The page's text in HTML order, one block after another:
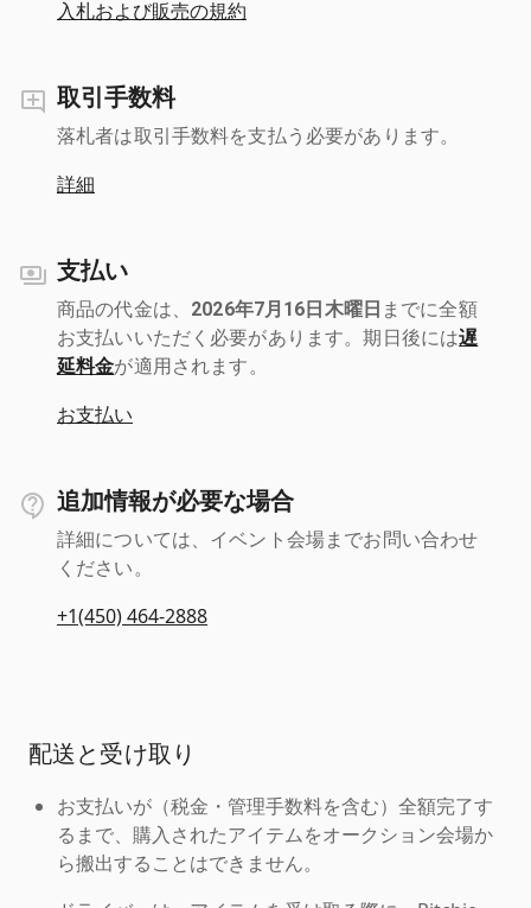
入札および販売の規約
取引手数料
落札者は取引手数料を支払う必要があります。
詳細
支払い
商品の代金は、 2026年7月16日木曜日 までに全額
お支払いいただく必要があります。期日後には遅
延料金が適用されます。
お支払い
追加情報が必要な場合
詳細については、イベント会場までお問い合わせ
ください。
+1(450) 464-2888
配送と受け取り
お支払いが（税金・管理手数料を含む）全額完了す
るまで、購入されたアイテムをオークション会場か
ら搬出することはできません。